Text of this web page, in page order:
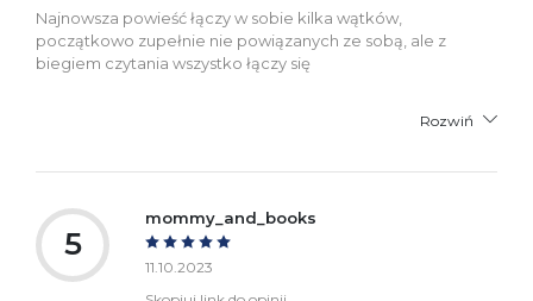
Najnowsza powieść łączy w sobie kilka wątków,
początkowo zupełnie nie powiązanych ze sobą, ale z
biegiem czytania wszystko łączy się
Rozwiń
5
mommy_and_books
11.10.2023